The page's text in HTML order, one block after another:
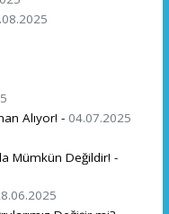
Alıyor! - 04.07.2025
Mümkün Değildir! -